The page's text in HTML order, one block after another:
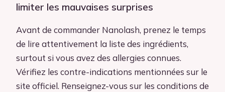
limiter les mauvaises surprises
Avant de commander Nanolash, prenez le temps
de lire attentivement la liste des ingrédients,
surtout si vous avez des allergies connues.
Vérifiez les contre-indications mentionnées sur le
site officiel. Renseignez-vous sur les conditions de